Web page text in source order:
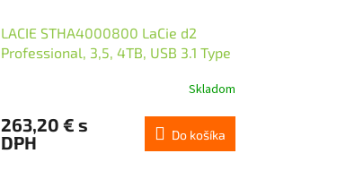
LACIE STHA4000800 LaCie d2
Professional, 3,5, 4TB, USB 3.1 Type
Skladom
263,20 € s
DPH
Do košíka